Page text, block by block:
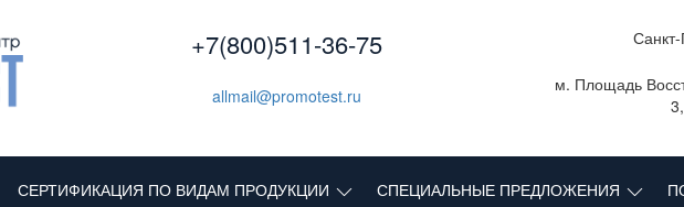
+7(800)511-36-75
allmail@promotest.ru
м. Площадь
СЕРТИФИКАЦИЯ ПО ВИДАМ ПРОДУКЦИИ СПЕЦИАЛЬНЫЕ ПРЕДЛОЖЕНИЯ